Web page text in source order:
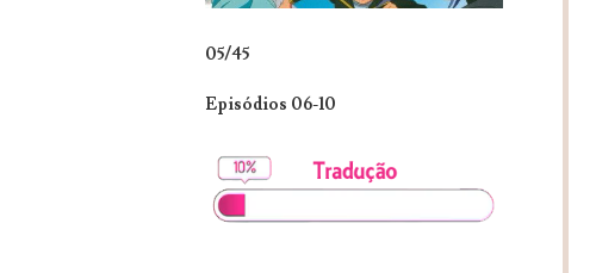
05/45
Episódios 06-10